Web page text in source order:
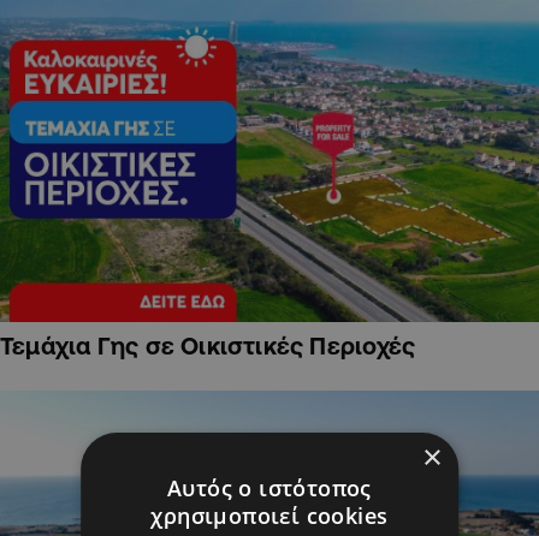
Τεμάχια Γης σε Οικιστικές Περιοχές
×
Αυτός ο ιστότοπος
χρησιμοποιεί cookies